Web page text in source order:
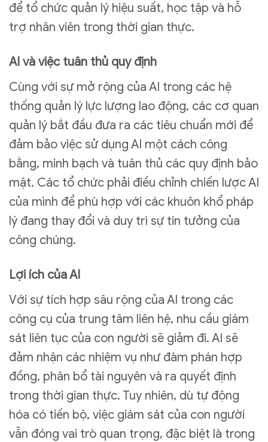
để tổ chức quản lý hiệu suất, học tập và hỗ
trợ nhân viên trong thời gian thực.
AI và việc tuân thủ quy định
Cùng với sự mở rộng của AI trong các hệ
thống quản lý lực lượng lao động, các cơ quan
quản lý bắt đầu đưa ra các tiêu chuẩn mới để
đảm bảo việc sử dụng AI một cách công
bằng, minh bạch và tuân thủ các quy định bảo
mật. Các tổ chức phải điều chỉnh chiến lược AI
của mình để phù hợp với các khuôn khổ pháp
lý đang thay đổi và duy trì sự tin tưởng của
công chúng.
Lợi ích của AI
Với sự tích hợp sâu rộng của AI trong các
công cụ của trung tâm liên hệ, nhu cầu giám
sát liên tục của con người sẽ giảm đi. AI sẽ
đảm nhận các nhiệm vụ như đàm phán hợp
đồng, phân bổ tài nguyên và ra quyết định
trong thời gian thực. Tuy nhiên, dù tự động
hóa có tiến bộ, việc giám sát của con người
vẫn đóng vai trò quan trọng, đặc biệt là trong